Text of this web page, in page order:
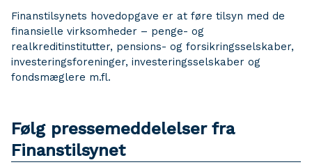
Finanstilsynets hovedopgave er at føre tilsyn med de
finansielle virksomheder – penge- og
realkreditinstitutter, pensions- og forsikringsselskaber,
investeringsforeninger, investeringsselskaber og
fondsmæglere m.fl.
Følg pressemeddelelser fra
Finanstilsynet